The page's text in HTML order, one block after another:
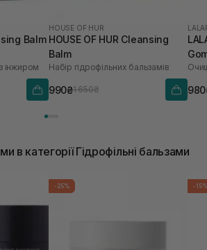
Balm
інжиром
HOUSE OF HUR
HOUSE OF HUR Cleansing
Balm
Набір гідрофільних бальзамів
990₴1 650₴
мл
в категорії Гідрофільні бальзами
-25% -